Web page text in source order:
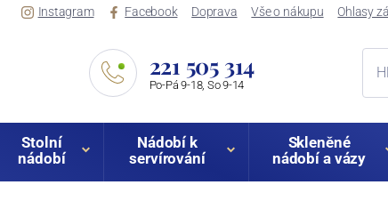
Instagram Facebook Doprava Vše o nákupu Ohlasy
221 505 314
Po-Pá 9-18, So 9-14
Stolní
nádobí
Nádobí k
servírování
Skleněné
nádobí a vázy